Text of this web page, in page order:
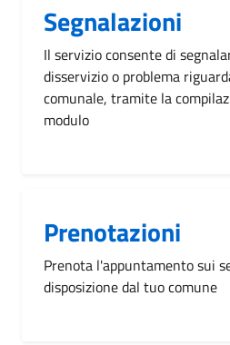
Segnalazioni
Il servizio consente di
disservizio o problema
comunale, tramite la
modulo
Prenotazioni
Prenota l'appuntamento sui
disposizione dal tuo comune